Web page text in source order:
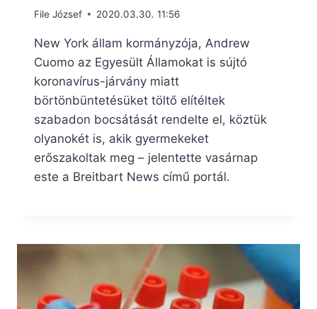
File József 2020.03.30. 11:56
New York állam kormányzója, Andrew
Cuomo az Egyesült Államokat is sújtó
koronavírus-járvány miatt
börtönbüntetésüket töltő elítéltek
szabadon bocsátását rendelte el, köztük
olyanokét is, akik gyermekeket
erőszakoltak meg – jelentette vasárnap
este a Breitbart News című portál.